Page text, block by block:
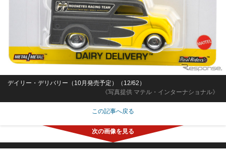
《写真提供 マテル・インターナショナル》
デイリー・デリバリー（10月発売予定）（12/62）
この記事へ戻る